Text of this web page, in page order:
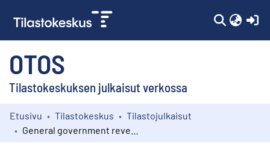
OTOS
Tilastokeskuksen julkaisut verkossa
Kokoelmat
Etusivu Tilastokeskus
Tilastojulkaisut